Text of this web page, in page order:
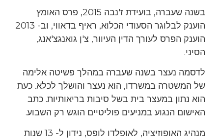
בשנה שעברה, בועידת ז'נבה 2015, פרס האומץ
הוענק לבלוגר הסעודי הכלוא, ראיף בדאווי, וב- 2013
הוענק הפרס לעורך הדין העיוור, צ'ן גואנגצ'אנג,
הסיני.
לדסמה נעצר בשנה שעברה במהלך פשיטה אלימה
של המשטרה במשרדו, הוא נעצר והושלך לכלא. כעת
הוא נתון במעצר בית בשל סיבות בריאותיות. כתב
האישום הנגוע במניעים פוליטיים הוגש רק השבוע.
מנהיג האופוזיציה, לאופלדו לופס, נידון ל- 13 שנות